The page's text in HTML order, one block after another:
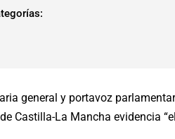
general y portavoz
Castilla-La Mancha evidencia